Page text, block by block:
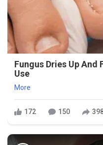
Fungus Dries Up
Use
More
172 150